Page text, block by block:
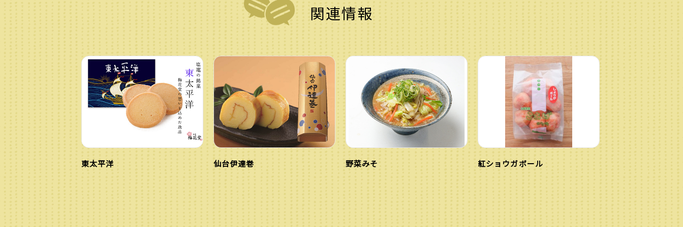
関連情報
東太平洋 仙台伊達巻 野菜みそ 紅ショウガボール